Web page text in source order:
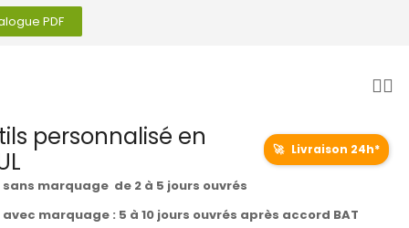
PDF
personnalisé en
🚀 Livraison 24h*
marquage de 2 à 5 jours ouvrés
marquage : 5 à 10 jours ouvrés après accord BAT